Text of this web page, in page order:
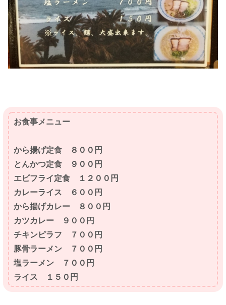
お食事メニュー
から揚げ定食 ８００円
とんかつ定食 ９００円
エビフライ定食 １２００円
カレーライス ６００円
から揚げカレー ８００円
カツカレー ９００円
チキンピラフ ７００円
豚骨ラーメン ７００円
塩ラーメン ７００円
ライス １５０円